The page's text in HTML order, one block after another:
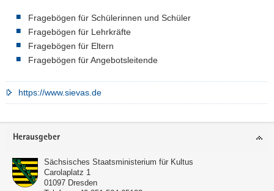
Fragebögen für Schülerinnen und Schüler
Fragebögen für Lehrkräfte
Fragebögen für Eltern
Fragebögen für Angebotsleitende
https://www.sievas.de
Footer-
Herausgeber
Sächsisches Staatsministerium für Kultus
Carolaplatz 1
01097 Dresden